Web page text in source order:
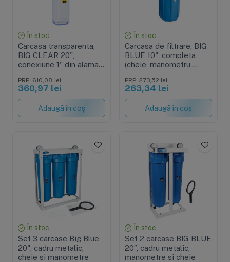
În stoc
Carcasa transparenta,
BIG CLEAR 20",
conexiune 1" din alama,
presiune si suport
metalic
PRP: 610,08 lei
360,97 lei
Adaugă în coș
În stoc
Carcasa de filtrare, BIG
BLUE 10", completa
(cheie, manometru,
PRP: 273,52 lei
263,34 lei
Adaugă în coș
În stoc
Set 3 carcase Big Blue
20", cadru metalic,
cheie si manometre
În stoc
Set 2 carcase BIG BLUE
20″, cadru metalic,
manometre si cheie